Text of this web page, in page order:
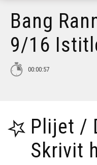
Tañva Anv
Tañva Anv ar
Tañva Anv
Bang
9/16
00:00:57
Plijet /
Skrivit